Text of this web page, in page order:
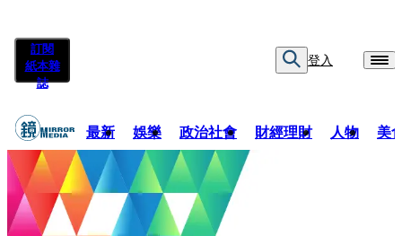
訂閱
紙本雜
誌
登入
最新 娛樂 政治社會 財經理財 人物 美